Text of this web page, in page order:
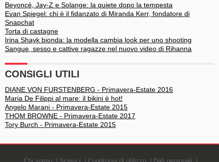
Beyoncé, Jay-Z e Solange: la quiete dopo la tempesta
Evan Spiegel: chi è il fidanzato di Miranda Kerr, fondatore di
Snapchat
Torta di castagne
Irina Shayk bionda: la modella cambia look per uno shooting
Sangue, sesso e cattive ragazze nel nuovo video di Rihanna
CONSIGLI UTILI
DIANE VON FURSTENBERG - Primavera-Estate 2016
Maria De Filippi al mare: il bikini è hot!
Angelo Marani - Primavera-Estate 2015
THOM BROWNE - Primavera-Estate 2017
Tory Burch - Primavera-Estate 2015